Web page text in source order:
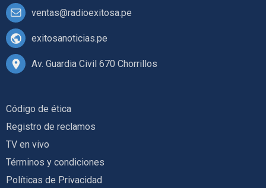
ventas@radioexitosa.pe
exitosanoticias.pe
Av. Guardia Civil 670 Chorrillos
Código de ética
Registro de reclamos
TV en vivo
Términos y condiciones
Políticas de Privacidad